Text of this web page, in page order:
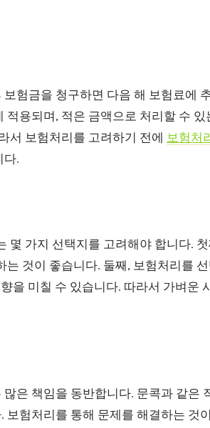
험금을 청구하면 다음 해 보험료에
적용되며, 적은 금액으로 처리할 수
서 보험처리를 고려하기 전에 보험처
다.
몇 가지 선택지를 고려해야 합니다.
는 것이 좋습니다. 둘째, 보험처리를
을 미칠 수 있습니다. 따라서 가벼운
은 책임을 동반합니다. 문콕과 같은
보험처리를 통해 문제를 해결하는 것